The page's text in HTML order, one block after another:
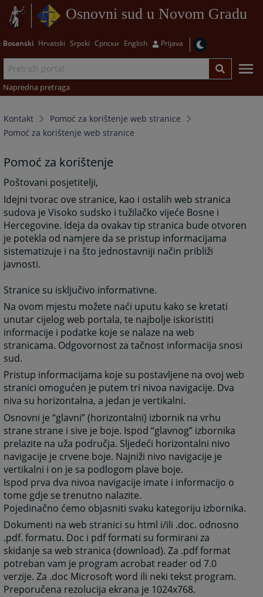
Osnovni sud u Novom Gradu
Bosanski Hrvatski Srpski Српски English Prijava
Napredna pretraga
Kontakt
Pomoć za korištenje web stranice
Pomoć za korištenje web stranice
Pomoć za korištenje
Poštovani posjetitelji,
Idejni tvorac ove stranice, kao i ostalih web stranica
sudova je Visoko sudsko i tužilačko vijeće Bosne i
Hercegovine. Ideja da ovakav tip stranica bude otvoren
je potekla od namjere da se pristup informacijama
sistematizuje i na što jednostavniji način približi
javnosti.
Stranice su isključivo informativne.
Na ovom mjestu možete naći uputu kako se kretati
unutar cijelog web portala, te najbolje iskoristiti
informacije i podatke koje se nalaze na web
stranicama. Odgovornost za tačnost informacija snosi
sud.
Pristup informacijama koje su postavljene na ovoj web
stranici omogućen je putem tri nivoa navigacije. Dva
niva su horizontalna, a jedan je vertikalni.
Osnovni je “glavni” (horizontalni) izbornik na vrhu
strane strane i sive je boje. Ispod “glavnog” izbornika
prelazite na uža područja. Sljedeći horizontalni nivo
navigacije je crvene boje. Najniži nivo navigacije je
vertikalni i on je sa podlogom plave boje.
Ispod prva dva nivoa navigacije imate i informacijo o
tome gdje se trenutno nalazite.
Pojedinačno ćemo objasniti svaku kategoriju izbornika.
Dokumenti na web stranici su html i/ili .doc. odnosno
.pdf. formatu. Doc i pdf formati su formirani za
skidanje sa web stranica (download). Za .pdf format
potreban vam je program acrobat reader od 7.0
verzije. Za .doc Microsoft word ili neki tekst program.
Preporučena rezolucija ekrana je 1024x768.